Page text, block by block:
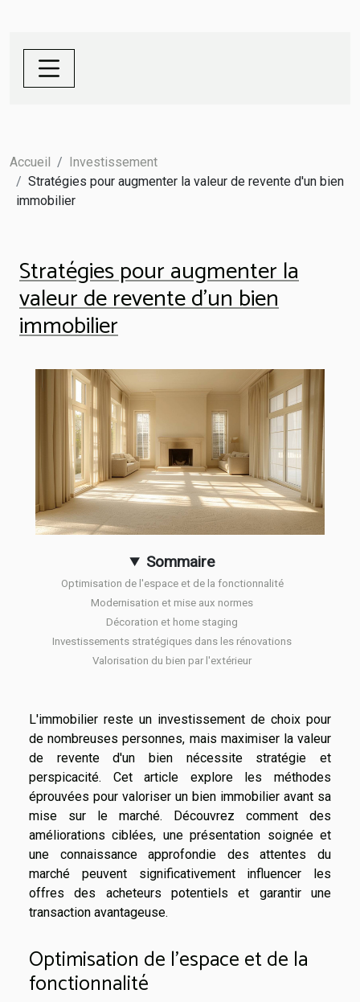
Accueil
Investissement
Stratégies pour augmenter la valeur de revente d'un bien
immobilier
Stratégies pour augmenter la
valeur de revente d'un bien
immobilier
Sommaire
Optimisation de l'espace et de la fonctionnalité
Modernisation et mise aux normes
Décoration et home staging
Investissements stratégiques dans les rénovations
Valorisation du bien par l'extérieur
L'immobilier reste un investissement de choix pour
de nombreuses personnes, mais maximiser la valeur
de revente d'un bien nécessite stratégie et
perspicacité. Cet article explore les méthodes
éprouvées pour valoriser un bien immobilier avant sa
mise sur le marché. Découvrez comment des
améliorations ciblées, une présentation soignée et
une connaissance approfondie des attentes du
marché peuvent significativement influencer les
offres des acheteurs potentiels et garantir une
transaction avantageuse.
Optimisation de l'espace et de la
fonctionnalité